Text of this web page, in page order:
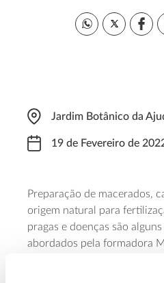
Jardim Botânico da
19 de Fevereiro de
Preparação de macerados,
origem natural para
pragas e doenças são
abordados pela formadora
Associação dos Amigos do